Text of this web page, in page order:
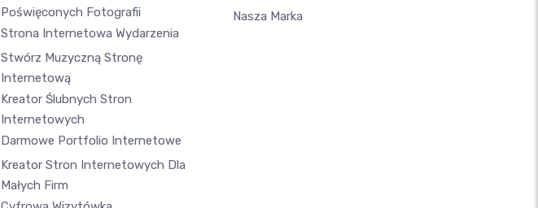
Poświęconych Fotografii
Strona Internetowa Wydarzenia
Stwórz Muzyczną Stronę
Internetową
Kreator Ślubnych Stron
Internetowych
Darmowe Portfolio Internetowe
Kreator Stron Internetowych Dla
Małych Firm
Nasza Marka